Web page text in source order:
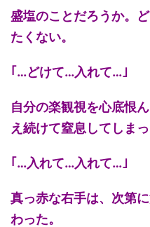
盛塩のことだろうか。
たくない。
｢…どけて…入れて…｣
自分の楽観視を心底恨
え続けて窒息してしま
｢…入れて…入れて…｣
真っ赤な右手は、次第
わった。